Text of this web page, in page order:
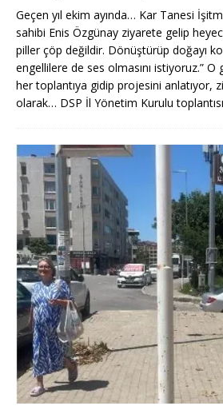
Geçen yıl ekim ayında… Kar Tanesi
sahibi Enis Özgünay ziyarete gelip
piller çöp değildir. Dönüştürüp doğayı
engellilere de ses olmasını istiyoruz.”
her toplantıya gidip projesini anlatıyor,
olarak… DSP İl Yönetim Kurulu